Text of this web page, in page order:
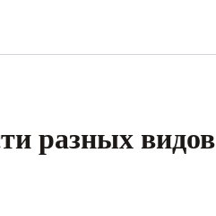
разных видов